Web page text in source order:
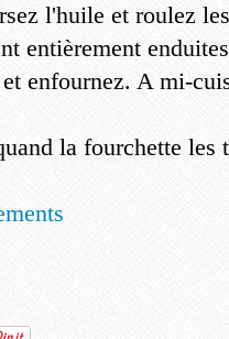
l'huile et roulez
entièrement enduites
enfournez. A mi-
la fourchette les